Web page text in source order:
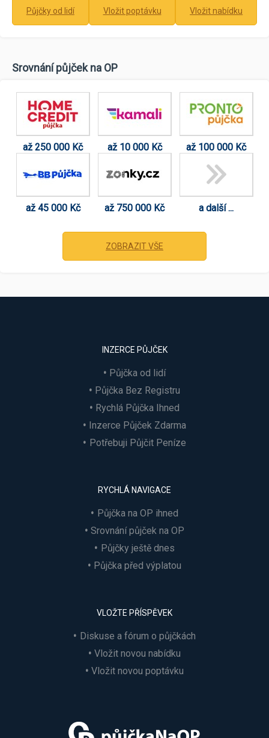
Půjčky od lidí Vložit poptávku Vložit nabídku
Srovnání půjček na OP
až 250 000 Kč až 10 000 Kč až 100 000 Kč
až 45 000 Kč až 750 000 Kč a další ...
ZOBRAZIT VŠE
INZERCE PŮJČEK
Půjčka od lidí
Půjčka Bez Registru
Rychlá Půjčka Ihned
Inzerce Půjček Zdarma
Potřebuji Půjčit Peníze
RYCHLÁ NAVIGACE
Půjčka na OP ihned
Srovnání půjček na OP
Půjčky ještě dnes
Půjčka před výplatou
VLOŽTE PŘÍSPĚVEK
Diskuse a fórum o půjčkách
Vložit novou nabídku
Vložit novou poptávku